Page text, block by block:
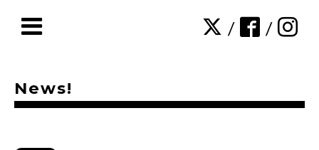
/ /
News!